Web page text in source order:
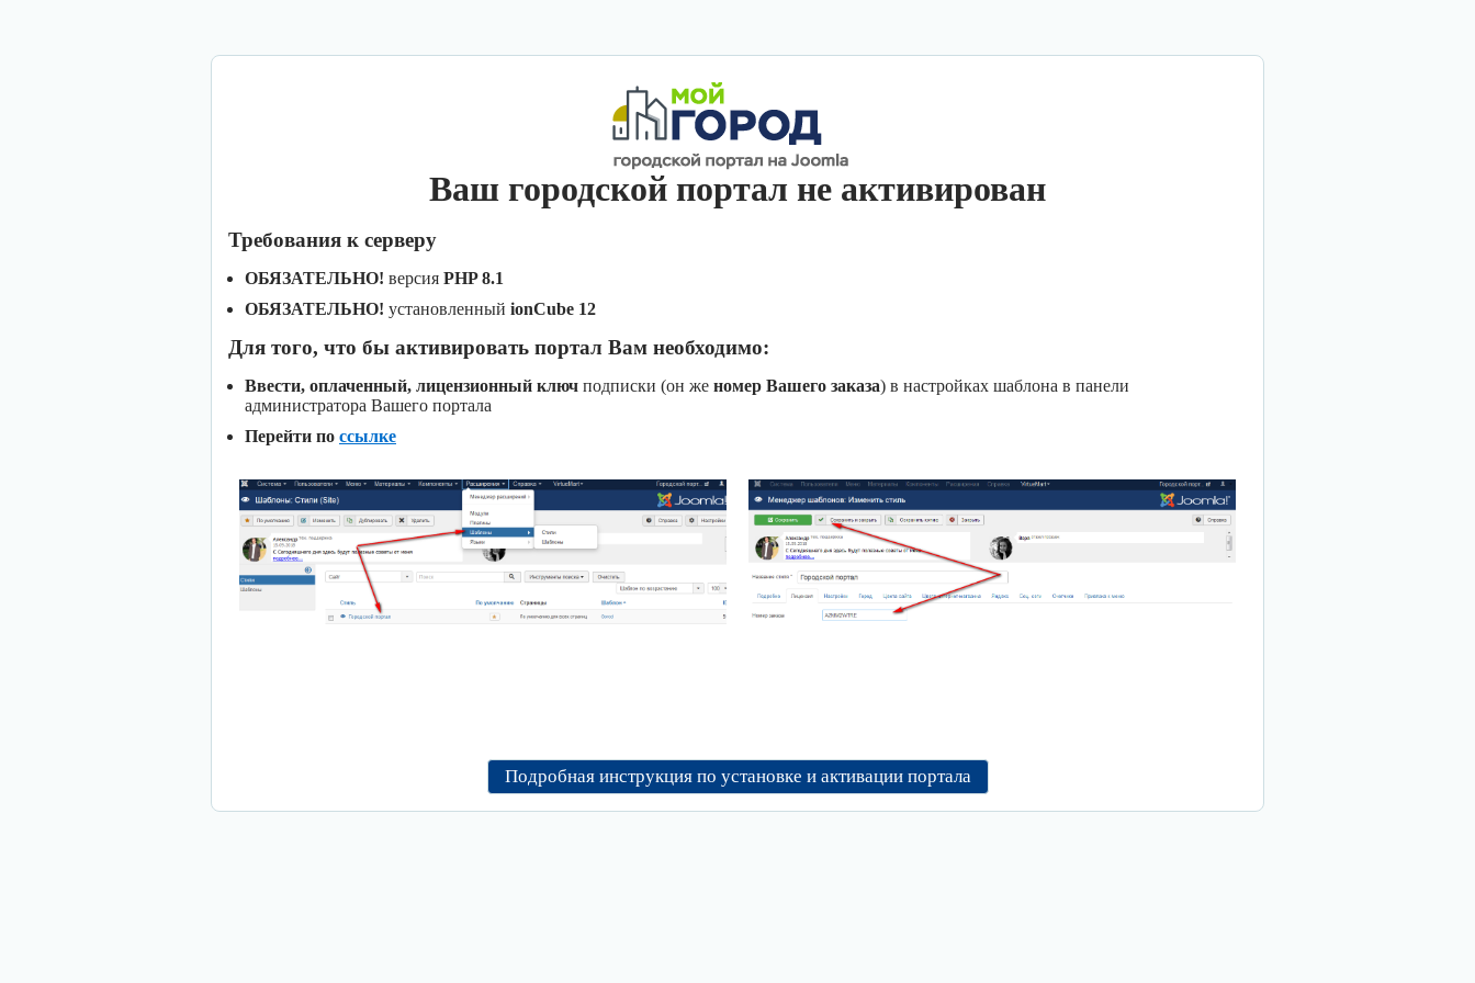
Ваш городской портал не активирован
Требования к серверу
ОБЯЗАТЕЛЬНО! версия PHP 8.1
ОБЯЗАТЕЛЬНО! установленный ionCube 12
Для того, что бы активировать портал Вам необходимо:
Ввести, оплаченный, лицензионный ключ подписки (он же номер Вашего заказа) в настройках шаблона в панели
администратора Вашего портала
Перейти по ссылке
Подробная инструкция по установке и активации портала